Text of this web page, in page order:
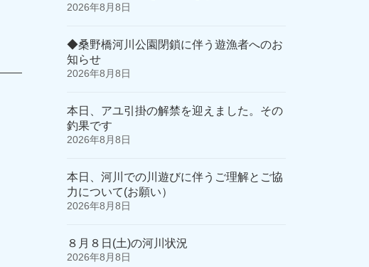
2026年8月8日
◆桑野橋河川公園閉鎖に伴う遊漁者へのお
知らせ
2026年8月8日
本日、アユ引掛の解禁を迎えました。その
釣果です
2026年8月8日
本日、河川での川遊びに伴うご理解とご協
力について(お願い）
2026年8月8日
８月８日(土)の河川状況
2026年8月8日